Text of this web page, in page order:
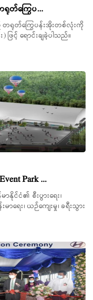
ရုတ်‌ကြွေပ...
တရုတ်‌ကြွေပန်းအိုးတစ်လုံးကို
ြင့် ရောင်းချခဲ့ပါသည်။
Park ...
နိုင်ငံ၏ စီးပွားရေး၊
ာရေး၊ ယဉ်ကျေးမှု၊ ခရီးသွား